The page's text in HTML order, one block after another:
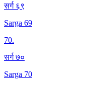
सर्ग ६९
Sarga 69
70.
सर्ग ७०
Sarga 70